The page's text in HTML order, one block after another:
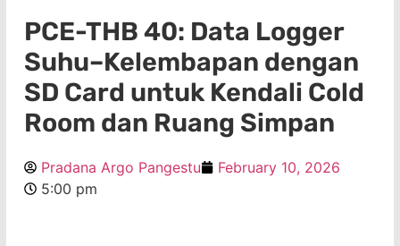
PCE-THB 40: Data Logger
Suhu–Kelembapan dengan
SD Card untuk Kendali Cold
Room dan Ruang Simpan
Pradana Argo Pangestu
February 10, 2026
5:00 pm